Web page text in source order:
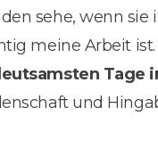
sehe, wenn
meine Arbeit
Tage
und